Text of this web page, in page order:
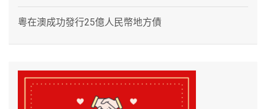
粵在澳成功發行25億人民幣地方債